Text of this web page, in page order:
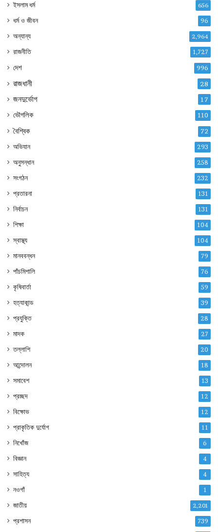
ইসলাম ধর্ম 656
ধর্ম ও জীবন 96
অন্যান্য 2,964
রাজনীতি 1,727
দেশ 996
রাজধানী 28
জনদুর্ভোগ 17
ভৌগলিক 110
বৈশ্বিক 72
অভিযান 293
অনুসন্ধান 258
সংগঠন 232
প্রতারনা 131
নির্বাচন 131
শিক্ষা 104
স্বাস্থ্য 104
মানববন্ধন 79
পাঁচমিশালি 76
কৃষিবার্তা 59
হত্যাকান্ড 39
প্রযুক্তি 28
মাদক 27
তল্লাশি 20
আন্দোলন 18
সমাবেশ 13
প্রচ্ছদ 12
বিক্ষোভ 12
প্রাকৃতিক দুর্যোগ 11
নিখোঁজ 6
বিজ্ঞান 4
সাহিত্য 4
নওগাঁ 1
জাতীয় 2,201
প্রশাসন 739